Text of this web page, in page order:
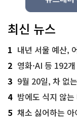
최신 뉴스
1 내년 서울 예산,
2 영화·AI 등 192
3 9월 20일, 차 없는
4 밤에도 식지 않
5 채소 싫어하는 아이